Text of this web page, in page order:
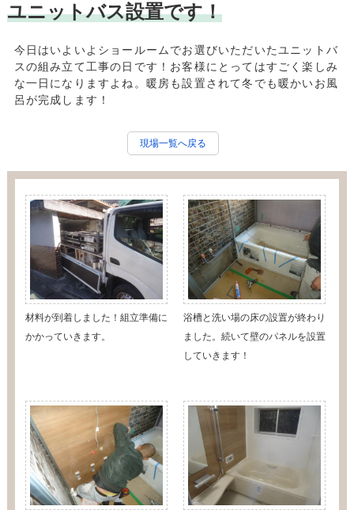
ユニットバス設置です！
今日はいよいよショールームでお選びいただいたユニットバ
スの組み立て工事の日です！お客様にとってはすごく楽しみ
な一日になりますよね。暖房も設置されて冬でも暖かいお風
呂が完成します！
現場一覧へ戻る
材料が到着しました！組立準備に
かかっていきます。
浴槽と洗い場の床の設置が終わり
ました。続いて壁のパネルを設置
していきます！